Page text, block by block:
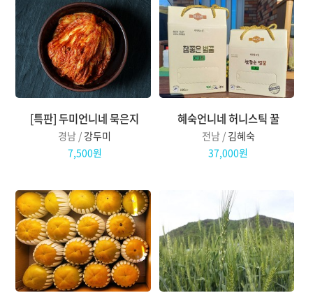
[특판] 두미언니네 묵은지
경남 / 강두미
7,500원
혜숙언니네 허니스틱 꿀
전남 / 김혜숙
37,000원